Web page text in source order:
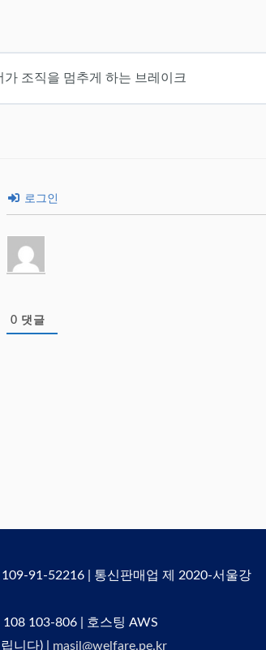
조직을 멈추게 하는 브레이크
로그인
0 댓글
91-52216 | 통신판매업 제 2020-서울강
103-806 | 호스팅 AWS
니다) | masil@welfare.pe.kr